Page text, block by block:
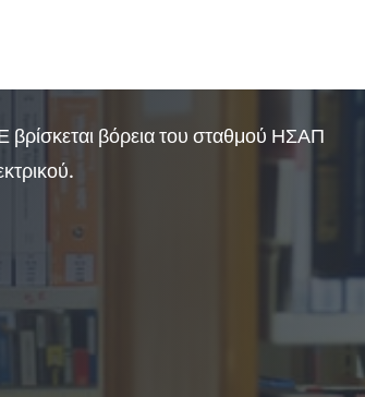
βόρεια του σταθμού ΗΣΑΠ